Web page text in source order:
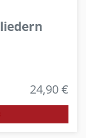
24,90 €